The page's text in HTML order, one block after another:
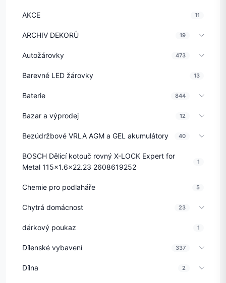
AKCE 11
ARCHIV DEKORŮ 19
Autožárovky 473
Barevné LED žárovky 13
Baterie 844
Bazar a výprodej 12
Bezúdržbové VRLA AGM a GEL akumulátory 40
BOSCH Dělicí kotouč rovný X-LOCK Expert for
Metal 115x1.6x22.23 2608619252
1
Chemie pro podlaháře 5
Chytrá domácnost 23
dárkový poukaz 1
Dílenské vybavení 337
Dílna 2